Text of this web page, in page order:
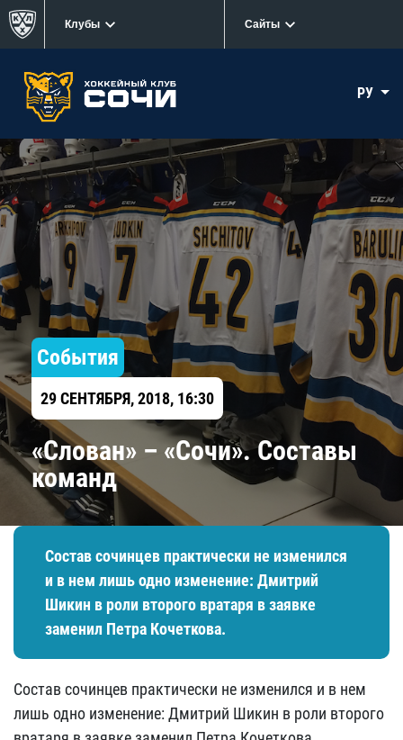
Клубы Сайты
РУ
События
29 СЕНТЯБРЯ, 2018, 16:30
«Слован» – «Сочи». Составы
команд
Состав сочинцев практически не изменился
и в нем лишь одно изменение: Дмитрий
Шикин в роли второго вратаря в заявке
заменил Петра Кочеткова.
Состав сочинцев практически не изменился и в нем
лишь одно изменение: Дмитрий Шикин в роли второго